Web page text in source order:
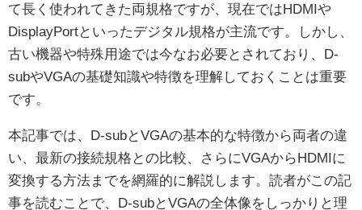
て長く使われてきた両規格ですが、現在ではHDMIや
DisplayPortといったデジタル規格が主流です。しかし、
古い機器や特殊用途では今なお必要とされており、D-
subやVGAの基礎知識や特徴を理解しておくことは重要
です。
本記事では、D-subとVGAの基本的な特徴から両者の違
い、最新の接続規格との比較、さらにVGAからHDMIに
変換する方法までを網羅的に解説します。読者がこの記
事を読むことで、D-subとVGAの全体像をしっかりと理